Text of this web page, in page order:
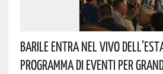
Barile Entra Nel Vivo
Programma Di Eventi Per